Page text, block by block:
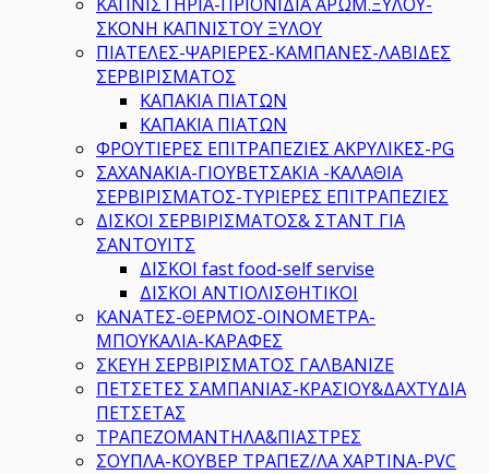
ΣΚΟΝΗ ΚΑΠΝΙΣΤΟΥ ΞΥΛΟΥ
ΠΙΑΤΕΛΕΣ-ΨΑΡΙΕΡΕΣ-ΚΑΜΠΑΝΕΣ-ΛΑΒΙΔΕΣ
ΣΕΡΒΙΡΙΣΜΑΤΟΣ
ΚΑΠΑΚΙΑ ΠΙΑΤΩΝ
ΚΑΠΑΚΙΑ ΠΙΑΤΩΝ
ΦΡΟΥΤΙΕΡΕΣ ΕΠΙΤΡΑΠΕΖΙΕΣ ΑΚΡΥΛΙΚΕΣ-PG
ΣΑΧΑΝΑΚΙΑ-ΓΙΟΥΒΕΤΣΑΚΙΑ -ΚΑΛΑΘΙΑ
ΣΕΡΒΙΡΙΣΜΑΤΟΣ-ΤΥΡΙΕΡΕΣ ΕΠΙΤΡΑΠΕΖΙΕΣ
ΔΙΣΚΟΙ ΣΕΡΒΙΡΙΣΜΑΤΟΣ& ΣΤΑΝΤ ΓΙΑ
ΣΑΝΤΟΥΙΤΣ
ΔΙΣΚΟΙ fast food-self servise
ΔΙΣΚΟΙ ΑΝΤΙΟΛΙΣΘΗΤΙΚΟΙ
ΚΑΝΑΤΕΣ-ΘΕΡΜΟΣ-ΟΙΝΟΜΕΤΡΑ-
ΜΠΟΥΚΑΛΙΑ-ΚΑΡΑΦΕΣ
ΣΚΕΥΗ ΣΕΡΒΙΡΙΣΜΑΤΟΣ ΓΑΛΒΑΝΙΖΕ
ΠΕΤΣΕΤΕΣ ΣΑΜΠΑΝΙΑΣ-ΚΡΑΣΙΟΥ&ΔΑΧΤΥΔΙΑ
ΠΕΤΣΕΤΑΣ
ΤΡΑΠΕΖΟΜΑΝΤΗΛΑ&ΠΙΑΣΤΡΕΣ
ΣΟΥΠΛΑ-ΚΟΥΒΕΡ ΤΡΑΠΕΖ/ΛΑ ΧΑΡΤΙΝΑ-PVC